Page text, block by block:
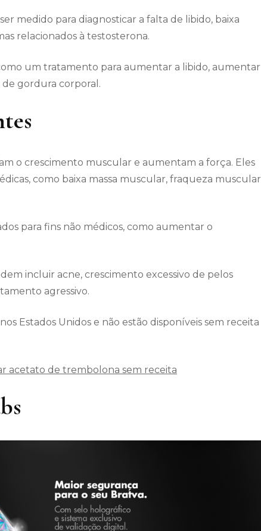
medido para diagnosticar a falta de libido, baixa
relacionados à testosterona.
um tratamento para aumentar a libido, aumentar
gordura corporal.
o crescimento muscular e aumentam a força. Eles
como baixa massa muscular, fraqueza muscular
para fins não médicos, como aumentar o
incluir acne, crescimento excessivo de pelos
agressivo.
Estados Unidos e não estão disponíveis sem receita
acetato de trembolona sem receita